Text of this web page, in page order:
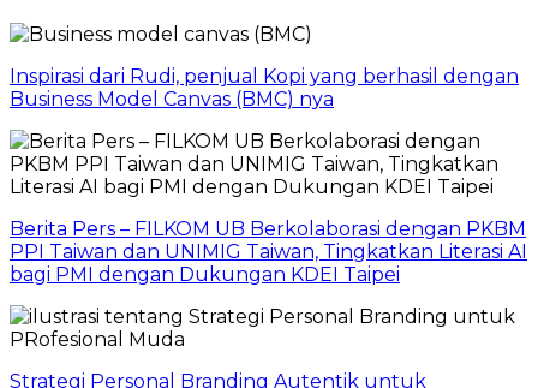
Inspirasi dari Rudi, penjual Kopi yang berhasil dengan
Business Model Canvas (BMC) nya
Berita Pers – FILKOM UB Berkolaborasi dengan PKBM
PPI Taiwan dan UNIMIG Taiwan, Tingkatkan Literasi AI
bagi PMI dengan Dukungan KDEI Taipei
Strategi Personal Branding Autentik untuk